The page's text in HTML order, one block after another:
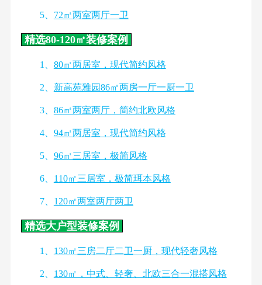
5、 72㎡两室两厅一卫
精选80-120㎡装修案例
1、 80㎡两居室，现代简约风格
2、 新高苑雅园86㎡两房一厅一厨一卫
3、 86㎡两室两厅，简约北欧风格
4、 94㎡两居室，现代简约风格
5、 96㎡三居室，极简风格
6、 110㎡三居室，极简珥本风格
7、 120㎡两室两厅两卫
精选大户型装修案例
1、 130㎡三房二厅二卫一厨，现代轻奢风格
2、 130㎡，中式、轻奢、北欧三合一混搭风格